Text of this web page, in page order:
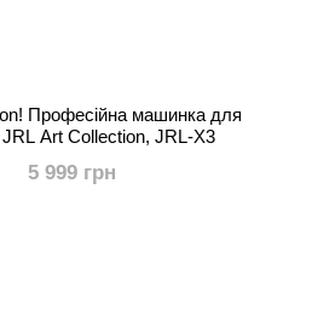
Професійна машинка для
Art Collection, JRL-X3
5 999 грн